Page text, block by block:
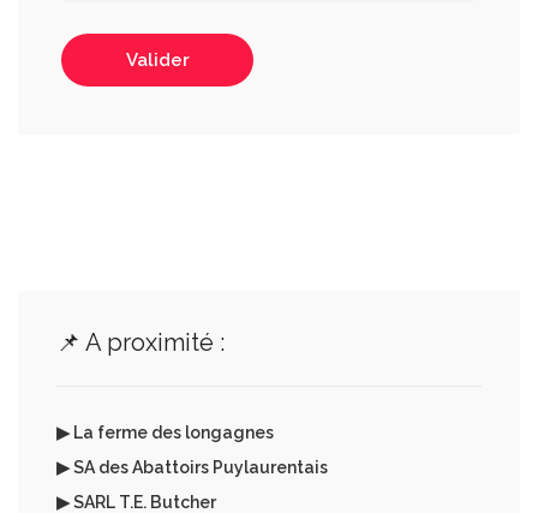
Valider
📌 A proximité :
▶ La ferme des longagnes
▶ SA des Abattoirs Puylaurentais
▶ SARL T.E. Butcher